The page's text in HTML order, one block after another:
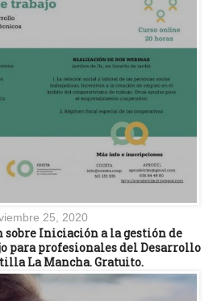
25, 2020
sobre Iniciación a la gestión de
para profesionales del Desarrollo
La Mancha. Gratuito.